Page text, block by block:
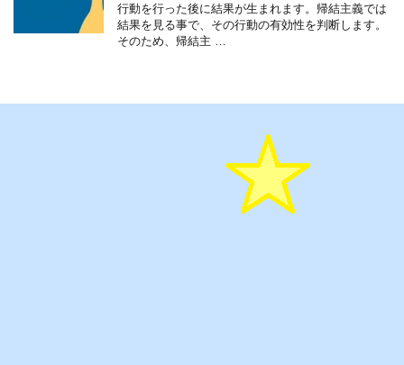
行動を行った後に結果が生まれます。帰結主義では
結果を見る事で、その行動の有効性を判断します。
そのため、帰結主 …